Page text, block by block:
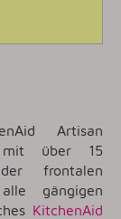
Artisan
mit über 15
frontalen
gängigen
KitchenAid